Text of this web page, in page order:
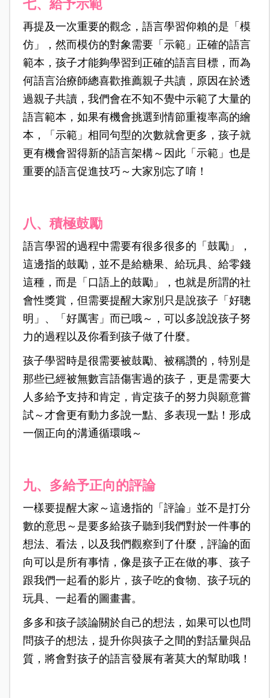
七、給予示範
再提及一次重要的觀念，語言學習仰賴的是「模
仿」，然而模仿的對象需要「示範」正確的語言
範本，孩子才能夠學習到正確的語言目標，而為
何語言治療師總喜歡推薦親子共讀，原因在於透
過親子共讀，我們會在不知不覺中示範了大量的
語言範本，如果有機會挑選到情節重複率高的繪
本，「示範」相同句型的次數就會更多，孩子就
更有機會習得新的語言架構～因此「示範」也是
重要的語言促進技巧～大家別忘了唷！
八、積極鼓勵
語言學習的過程中需要有很多很多的「鼓勵」，
這邊指的鼓勵，並不是給糖果、給玩具、給零錢
這種，而是「口語上的鼓勵」，也就是所謂的社
會性獎賞，但需要提醒大家別只是說孩子「好聰
明」、「好厲害」而已哦～，可以多說說孩子努
力的過程以及你看到孩子做了什麼。
孩子學習時是很需要被鼓勵、被稱讚的，特別是
那些已經被無數言語傷害過的孩子，更是需要大
人多給予支持和肯定，肯定孩子的努力與願意嘗
試～才會更有動力多說一點、多表現一點！形成
一個正向的溝通循環哦～
九、多給予正向的評論
一樣要提醒大家～這邊指的「評論」並不是打分
數的意思～是要多給孩子聽到我們對於一件事的
想法、看法，以及我們觀察到了什麼，評論的面
向可以是所有事情，像是孩子正在做的事、孩子
跟我們一起看的影片，孩子吃的食物、孩子玩的
玩具、一起看的圖畫書。
多多和孩子談論關於自己的想法，如果可以也問
問孩子的想法，提升你與孩子之間的對話量與品
質，將會對孩子的語言發展有著莫大的幫助哦！